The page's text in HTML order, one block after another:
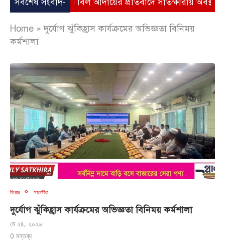
Home »দুর্যোগ ঝুঁকিহ্রাস কার্যক্রমের অভিজ্ঞতা বিনিময়
কর্মশালা
ফিচার সাতক্ষীরা
দুর্যোগ ঝুঁকিহ্রাস কার্যক্রমের অভিজ্ঞতা বিনিময় কর্মশালা
মে ২৪, ২০২৬
0 মন্তব্য